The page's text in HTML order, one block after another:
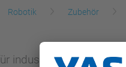
Robotik Zubehör
industrielle